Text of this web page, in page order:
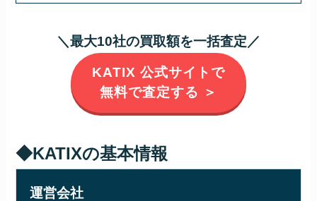
＼最大10社の買取額を一括査定／
KATIX 公式サイトで
無料で査定する ＞
◆KATIXの基本情報
運営会社